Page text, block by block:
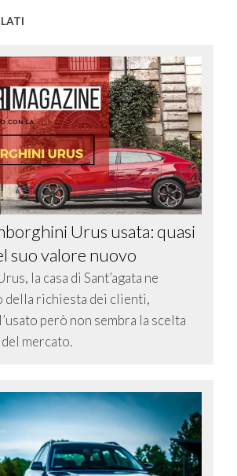
Urus usata: quasi
suo valore nuovo
la casa di Sant’agata ne
della richiesta dei clienti,
però non sembra la scelta
del mercato.